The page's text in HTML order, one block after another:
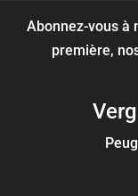
Abonnez-vous à
première,